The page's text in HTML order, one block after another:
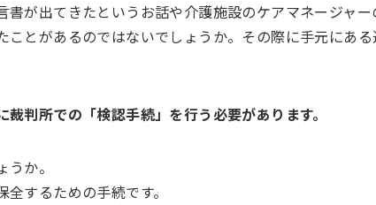
が出てきたというお話や介護施設のケアマネージャー
とがあるのではないでしょうか。その際に手元にあ
判所での「検認手続」を行う必要があります。
か。
するための手続です。